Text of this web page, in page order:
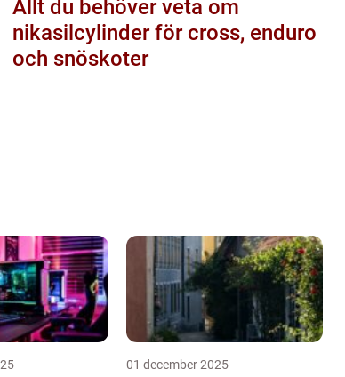
Allt du behöver veta om
nikasilcylinder för cross, enduro
och snöskoter
01 december 2025